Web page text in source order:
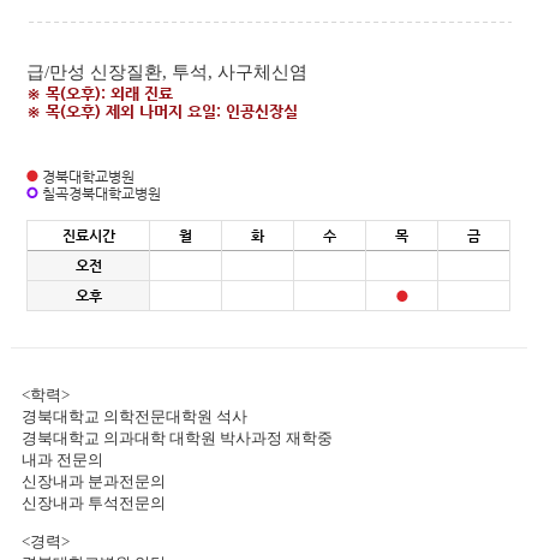
급/만성 신장질환, 투석, 사구체신염
※ 목(오후): 외래 진료
※ 목(오후) 제외 나머지 요일: 인공신장실
경북대학교병원
칠곡경북대학교병원
진료시간 월 화 수 목
금
오전
오후
<학력>
경북대학교 의학전문대학원 석사
경북대학교 의과대학 대학원 박사과정 재학중
내과 전문의
신장내과 분과전문의
신장내과 투석전문의
<경력>